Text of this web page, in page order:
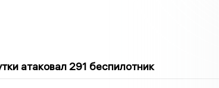
атаковал 291 беспилотник